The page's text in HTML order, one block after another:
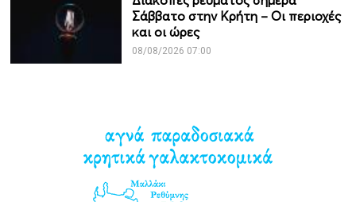
Σάββατο στην Κρήτη – Οι περιοχές
και οι ώρες
08/08/2026 07:00